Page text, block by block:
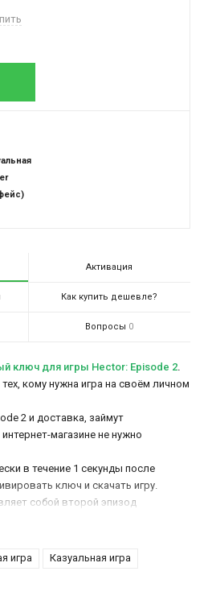
Активация
Как купить дешевле?
Вопросы 0
ключ для игры Hector: Episode 2.
кому нужна игра на своём личном
2 и доставка, займут
магазине не нужно
в течение 1 секунды после
ключ и скачать игру.
собой второй эпизод
Straandlooper Animation и
обычный человек с ясным умом,
игра Казуальная игра